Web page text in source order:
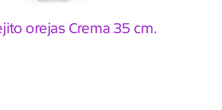
orejas Crema 35 cm.